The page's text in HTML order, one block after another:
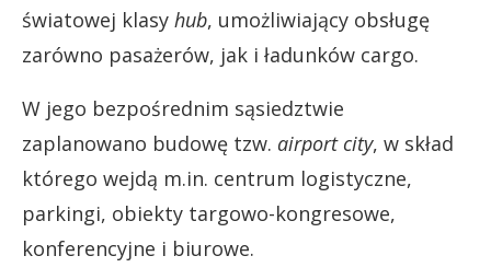
światowej klasy hub, umożliwiający obsługę
zarówno pasażerów, jak i ładunków cargo.
W jego bezpośrednim sąsiedztwie
zaplanowano budowę tzw. airport city, w skład
którego wejdą m.in. centrum logistyczne,
parkingi, obiekty targowo-kongresowe,
konferencyjne i biurowe.